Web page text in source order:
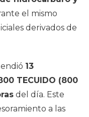
el mismo
derivados de
13
TECUIDO (800
del día. Este
a las